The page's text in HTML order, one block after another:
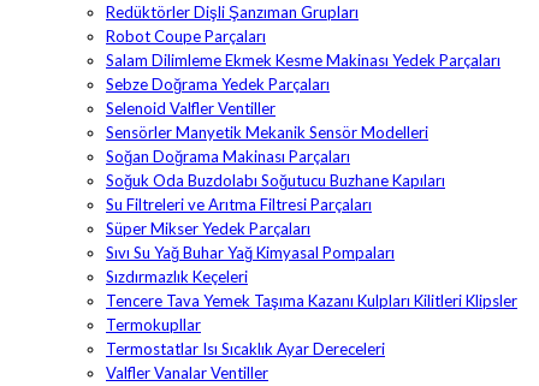
Redüktörler Dişli Şanzıman Grupları
Robot Coupe Parçaları
Salam Dilimleme Ekmek Kesme Makinası Yedek Parçaları
Sebze Doğrama Yedek Parçaları
Selenoid Valfler Ventiller
Sensörler Manyetik Mekanik Sensör Modelleri
Soğan Doğrama Makinası Parçaları
Soğuk Oda Buzdolabı Soğutucu Buzhane Kapıları
Su Filtreleri ve Arıtma Filtresi Parçaları
Süper Mikser Yedek Parçaları
Sıvı Su Yağ Buhar Yağ Kimyasal Pompaları
Sızdırmazlık Keçeleri
Tencere Tava Yemek Taşıma Kazanı Kulpları Kilitleri Klipsler
Termokupllar
Termostatlar Isı Sıcaklık Ayar Dereceleri
Valfler Vanalar Ventiller